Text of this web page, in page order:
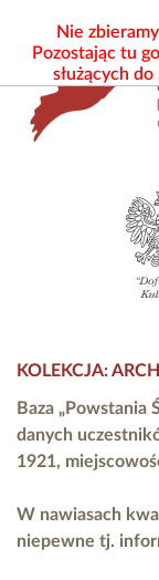
KOLEKCJA:
Baza „Powstania
danych
1921,
W nawiasach
niepewne tj.
Nie
Pozostając tu
służących